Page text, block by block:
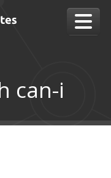
can-i